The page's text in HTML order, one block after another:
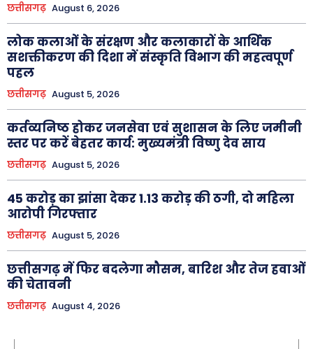
छत्तीसगढ़ August 6, 2026
लोक कलाओं के संरक्षण और कलाकारों के आर्थिक
सशक्तीकरण की दिशा में संस्कृति विभाग की महत्वपूर्ण
पहल
छत्तीसगढ़ August 5, 2026
कर्तव्यनिष्ठ होकर जनसेवा एवं सुशासन के लिए जमीनी
स्तर पर करें बेहतर कार्य: मुख्यमंत्री विष्णु देव साय
छत्तीसगढ़ August 5, 2026
45 करोड़ का झांसा देकर 1.13 करोड़ की ठगी, दो महिला
आरोपी गिरफ्तार
छत्तीसगढ़ August 5, 2026
छत्तीसगढ़ में फिर बदलेगा मौसम, बारिश और तेज हवाओं
की चेतावनी
छत्तीसगढ़ August 4, 2026